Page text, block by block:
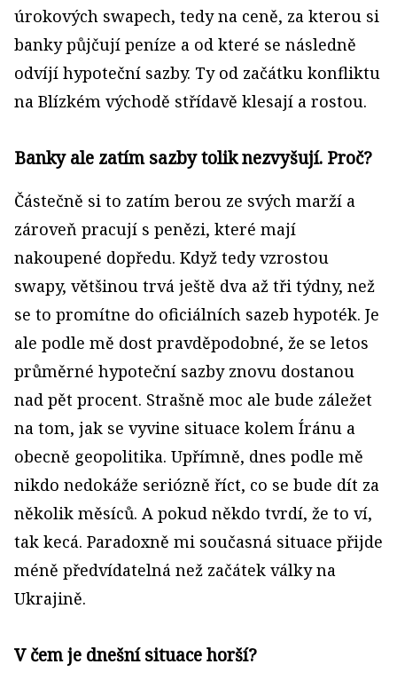
úrokových swapech, tedy na ceně, za kterou si
banky půjčují peníze a od které se následně
odvíjí hypoteční sazby. Ty od začátku konfliktu
na Blízkém východě střídavě klesají a rostou.
Banky ale zatím sazby tolik nezvyšují. Proč?
Částečně si to zatím berou ze svých marží a
zároveň pracují s penězi, které mají
nakoupené dopředu. Když tedy vzrostou
swapy, většinou trvá ještě dva až tři týdny, než
se to promítne do oficiálních sazeb hypoték. Je
ale podle mě dost pravděpodobné, že se letos
průměrné hypoteční sazby znovu dostanou
nad pět procent. Strašně moc ale bude záležet
na tom, jak se vyvine situace kolem Íránu a
obecně geopolitika. Upřímně, dnes podle mě
nikdo nedokáže seriózně říct, co se bude dít za
několik měsíců. A pokud někdo tvrdí, že to ví,
tak kecá. Paradoxně mi současná situace přijde
méně předvídatelná než začátek války na
Ukrajině.
V čem je dnešní situace horší?